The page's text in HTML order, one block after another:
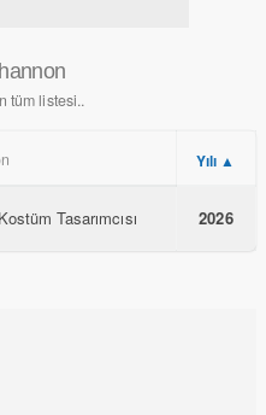
tüm listesi..
Yılı ▲
Kostüm Tasarımcısı 2026